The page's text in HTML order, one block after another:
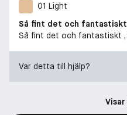
01 Light
Så fint det och fantastiskt
Så fint det och fantastiskt
Var detta till hjälp?